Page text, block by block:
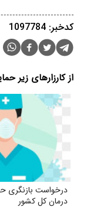
کدخبر: 1097784
از کارزارهای زیر
درخواست بازنگری
درمان کل کشور